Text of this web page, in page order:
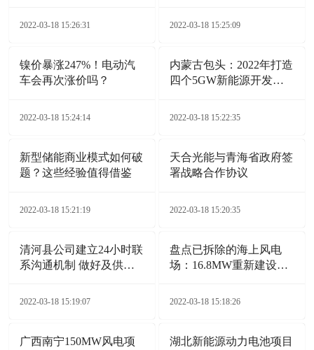
2022-03-18 15:26:31 2022-03-18 15:25:09
镍价暴涨247%！电动汽
车会再次涨价吗？
2022-03-18 15:24:14
内蒙古包头：2022年打造
四个5GW新能源开发基
2022-03-18 15:22:35
新型储能商业模式如何破
题？这些经验值得借鉴
2022-03-18 15:21:19
天合光能与青海省政府签
署战略合作协议
2022-03-18 15:20:35
清河县公司建立24小时联
系沟通机制 做好及供电
2022-03-18 15:19:07
盘点已拆除的海上风电
场：16.8MW重新建设
2022-03-18 15:18:26
广西南宁150MW风电项
湖北新能源动力电池项目